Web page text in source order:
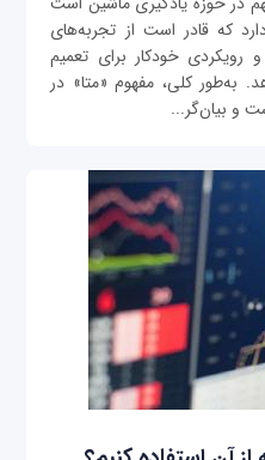
که قادر است از تجربه‌های
رویکردی خودکار برای تعمیم
به‌طور کلی، مفهوم «متا» در
و بیان‌گر...